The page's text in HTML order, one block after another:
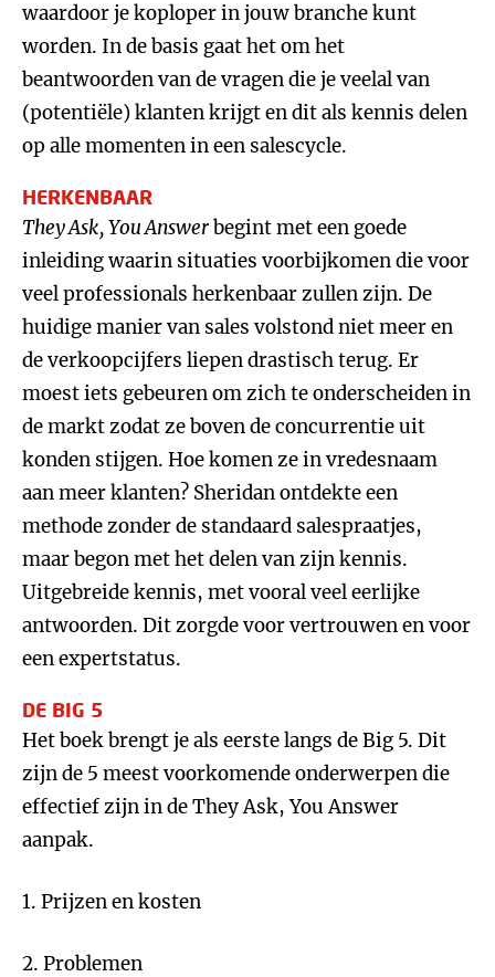
waardoor je koploper in jouw branche kunt
worden. In de basis gaat het om het
beantwoorden van de vragen die je veelal van
(potentiële) klanten krijgt en dit als kennis delen
op alle momenten in een salescycle.
HERKENBAAR
They Ask, You Answerbegint met een goede
inleiding waarin situaties voorbijkomen die voor
veel professionals herkenbaar zullen zijn. De
huidige manier van sales volstond niet meer en
de verkoopcijfers liepen drastisch terug. Er
moest iets gebeuren om zich te onderscheiden in
de markt zodat ze boven de concurrentie uit
konden stijgen. Hoe komen ze in vredesnaam
aan meer klanten? Sheridan ontdekte een
methode zonder de standaard salespraatjes,
maar begon met het delen van zijn kennis.
Uitgebreide kennis, met vooral veel eerlijke
antwoorden. Dit zorgde voor vertrouwen en voor
een expertstatus.
DE BIG 5
Het boek brengt je als eerste langs de Big 5. Dit
zijn de 5 meest voorkomende onderwerpen die
effectief zijn in de They Ask, You Answer
aanpak.
1. Prijzen en kosten
2. Problemen